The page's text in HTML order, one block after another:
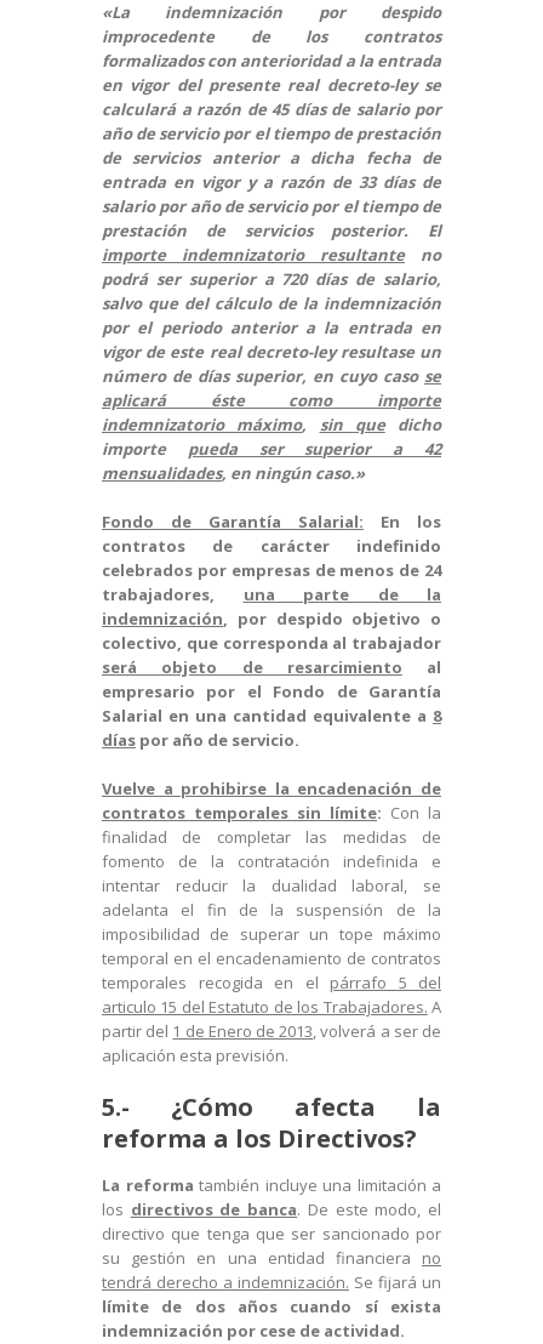
«La indemnización por despido
improcedente de los contratos
formalizados con anterioridad a la entrada
en vigor del presente real decreto-ley se
calculará a razón de 45 días de salario por
año de servicio por el tiempo de prestación
de servicios anterior a dicha fecha de
entrada en vigor y a razón de 33 días de
salario por año de servicio por el tiempo de
prestación de servicios posterior. El
importe indemnizatorio resultanteno
podrá ser superior a 720 días de salario,
salvo que del cálculo de la indemnización
por el periodo anterior a la entrada en
vigor de este real decreto-ley resultase un
número de días superior, en cuyo caso se
aplicará éste como importe
indemnizatorio máximo, sin quedicho
importe pueda ser superior a 42
mensualidades, en ningún caso.»
Fondo de Garantía Salarial: En los
contratos de carácter indefinido
celebrados por empresas de menos de 24
trabajadores, una parte de la
indemnización, por despido objetivo o
colectivo, que corresponda al trabajador
será objeto de resarcimiento al
empresario por el Fondo de Garantía
Salarial en una cantidad equivalente a 8
días por año de servicio.
Vuelve a prohibirse la encadenación de
contratos temporales sin límite: Con la
finalidad de completar las medidas de
fomento de la contratación indefinida e
intentar reducir la dualidad laboral, se
adelanta el fin de la suspensión de la
imposibilidad de superar un tope máximo
temporal en el encadenamiento de contratos
temporales recogida en el párrafo 5 del
articulo 15 del Estatuto de los Trabajadores. A
partir del 1 de Enero de 2013, volverá a ser de
aplicación esta previsión.
5.- ¿Cómo afecta la
reforma a los Directivos?
La reforma también incluye una limitación a
los directivos de banca. De este modo, el
directivo que tenga que ser sancionado por
su gestión en una entidad financiera no
tendrá derecho a indemnización. Se fijará un
límite de dos años cuando sí exista
indemnización por cese de actividad.